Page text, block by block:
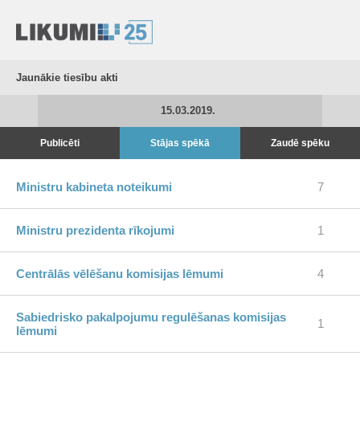
Jaunākie tiesību akti
15.03.2019.
Publicēti Stājas spēkā Zaudē spēku
Ministru kabineta noteikumi 7
Ministru prezidenta rīkojumi 1
Centrālās vēlēšanu komisijas lēmumi 4
Sabiedrisko pakalpojumu regulēšanas komisijas
lēmumi
1